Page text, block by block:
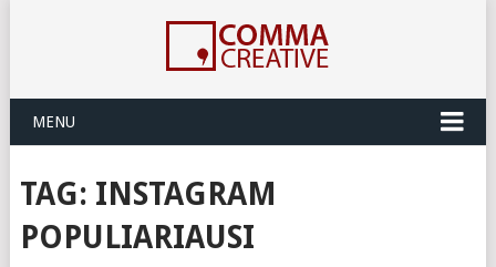
MENU
TAG: INSTAGRAM
POPULIARIAUSI